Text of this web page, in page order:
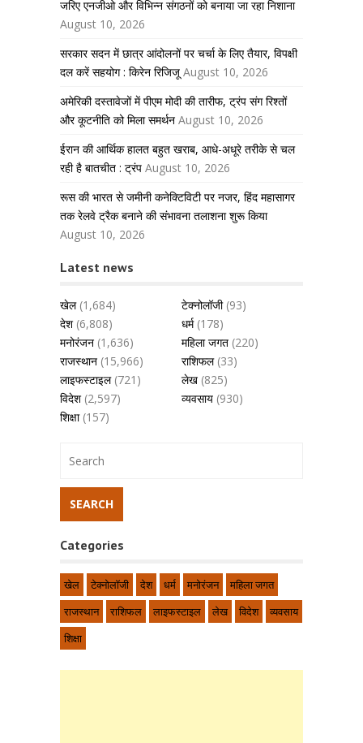
जरिए एनजीओ और विभिन्न संगठनों को बनाया जा रहा निशाना
August 10, 2026
सरकार सदन में छात्र आंदोलनों पर चर्चा के लिए तैयार, विपक्षी
दल करें सहयोग : किरेन रिजिजू August 10, 2026
अमेरिकी दस्तावेजों में पीएम मोदी की तारीफ, ट्रंप संग रिश्तों
और कूटनीति को मिला समर्थन August 10, 2026
ईरान की आर्थिक हालत बहुत खराब, आधे-अधूरे तरीके से चल
रही है बातचीत : ट्रंप August 10, 2026
रूस की भारत से जमीनी कनेक्टिविटी पर नजर, हिंद महासागर
तक रेलवे ट्रैक बनाने की संभावना तलाशना शुरू किया
August 10, 2026
Latest news
खेल(1,684) टेक्नोलॉजी(93)
देश(6,808) धर्म(178)
मनोरंजन (1,636) महिला जगत (220)
राजस्थान (15,966) राशिफल(33)
लाइफस्टाइल(721) लेख (825)
विदेश(2,597) व्यवसाय (930)
शिक्षा(157)
Categories
खेल टेक्नोलॉजी देश धर्म मनोरंजन
महिला जगत
राजस्थान
राशिफल लाइफस्टाइल लेख विदेश
व्यवसाय
शिक्षा